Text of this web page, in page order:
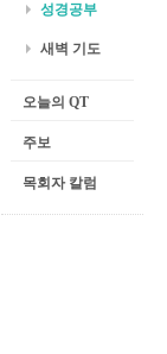
성경공부
새벽 기도
오늘의 QT
주보
목회자 칼럼